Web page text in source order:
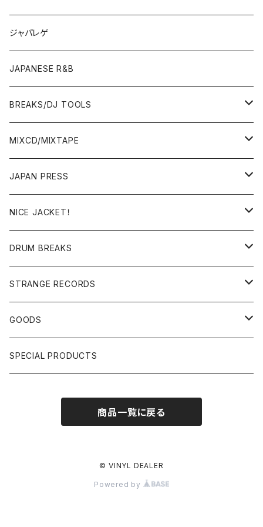
OTHERS
JAPANESE
OTHERS
ジャパレゲ
JAPANESE R&B
BREAKS/DJ TOOLS
BREAKS/MEGAMIX/CUT UP
RE-EDIT/DJ TOOLS
MIXCD/MIXTAPE
MIXCD
日本語ラップ
JAPANESE DJ
MIXTAPE
JAPAN PRESS
LP(+ OBI)
7"/12"
NICE JACKET！
DONUTS 45
GIRLS
HIPHOP CLASSIC GALLERY
日本語ラップ CLASSIC GALLERY
DRUM BREAKS
US/UK/OTHERS
JAPANESE
STRANGE RECORDS
DRUM DRUM DRUM/KARAOKE
パチソン/AUDIO CHECK/LIBRARY
GOODS
BOOK
SPECIAL PRODUCTS
商品一覧に戻る
© VINYL DEALER
Powered by